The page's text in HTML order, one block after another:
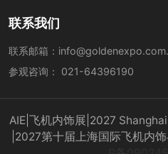
联系我们
联系邮箱：
参观咨询：
021-64396190
AIE|飞机内饰展|2027
|2027第十届上海国际飞机内